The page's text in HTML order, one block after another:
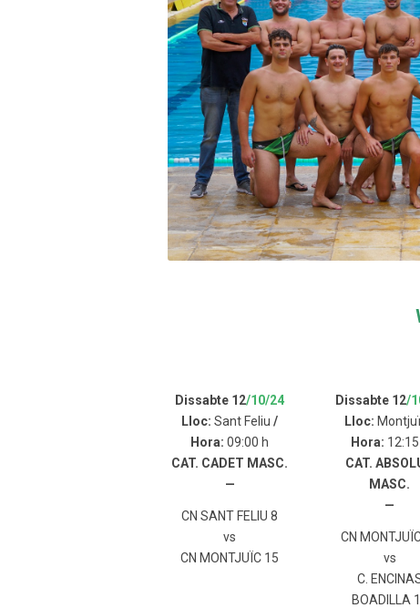
Dissabte 12/10/24
Lloc:Sant Feliu /
Hora:09:00 h
CAT. CADET MASC.
—
CN SANT FELIU 8
vs
CN MONTJUÏC 15
Dissabte 12/
Lloc:
Hora:
CAT.
MASC.
—
CN
vs
C.
BOADILLA